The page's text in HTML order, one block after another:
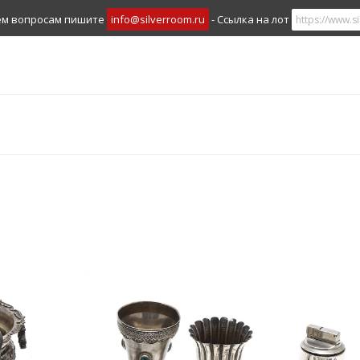
вопросам пишите info@silverroom.ru - Ссылка на лот